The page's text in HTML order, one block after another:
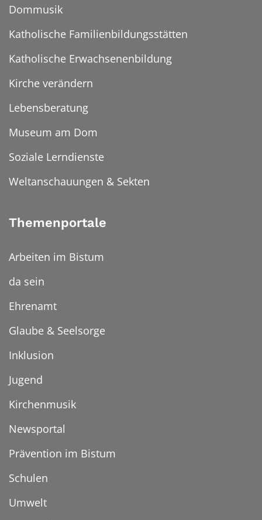
Dommusik
Katholische Familienbildungsstätten
Katholische Erwachsenenbildung
Kirche verändern
Lebensberatung
Museum am Dom
Soziale Lerndienste
Weltanschauungen & Sekten
Themenportale
Arbeiten im Bistum
da sein
Ehrenamt
Glaube & Seelsorge
Inklusion
Jugend
Kirchenmusik
Newsportal
Prävention im Bistum
Schulen
Umwelt